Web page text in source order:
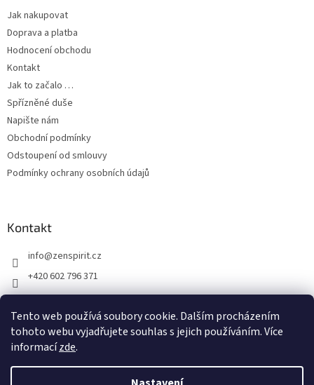
Tento web používá soubory cookie. Dalším procházením
tohoto webu vyjadřujete souhlas s jejich používáním. Více
informacízde.
Jak nakupovat
Doprava a platba
Hodnocení obchodu
Kontakt
Jak to začalo …
Spřízněné duše
Napište nám
Obchodní podmínky
Odstoupení od smlouvy
Podmínky ochrany osobních údajů
Kontakt
info@zenspirit.cz
+420 602 796 371